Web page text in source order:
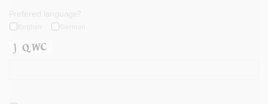
Prefered language?
English